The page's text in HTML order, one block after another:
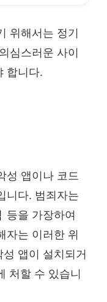
위해서는 정기
심스러운 사이
합니다.
성 앱이나 코드
니다. 범죄자는
등을 가장하여
자는 이러한 위
앱이 설치되거
처할 수 있습니